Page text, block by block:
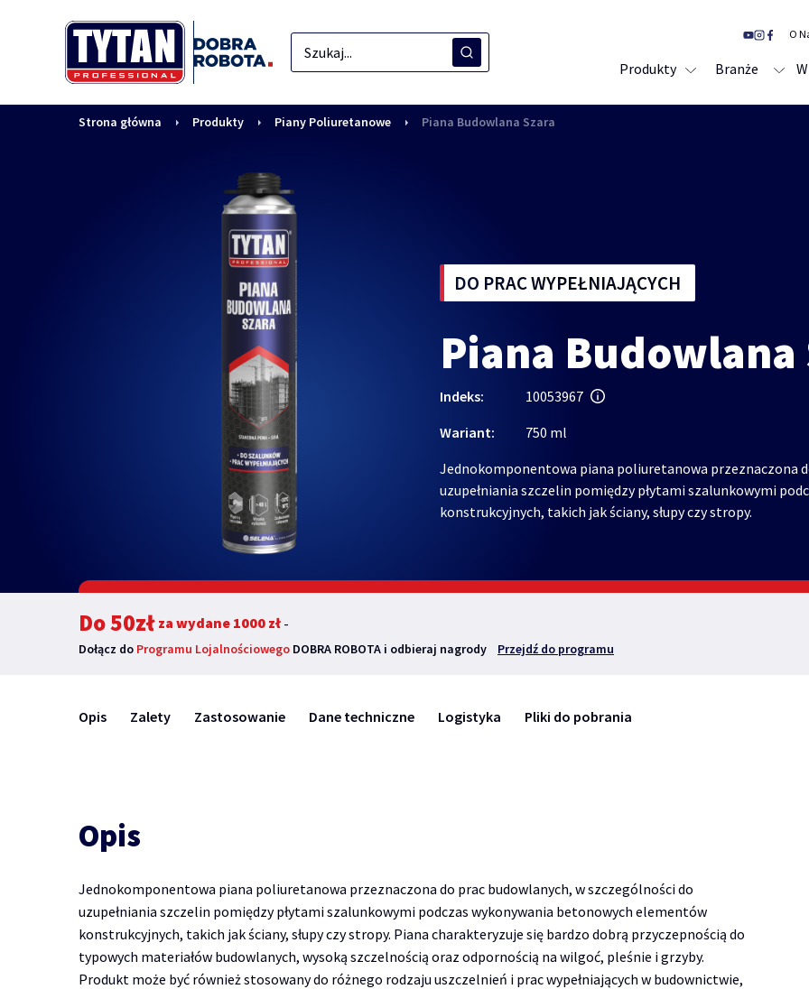
Produkty Branże
O
Strona główna Produkty Piany Poliuretanowe Piana Budowlana Szara
DO PRAC WYPEŁNIAJĄCYCH
Piana Budowlana
Indeks:
10053967
Wariant:
750 ml
Jednokomponentowa piana poliuretanowa przeznaczona
uzupełniania szczelin pomiędzy płytami szalunkowymi
konstrukcyjnych, takich jak ściany, słupy czy stropy.
Do 50zł za wydane 1000 zł -
Dołącz do Programu Lojalnościowego DOBRA ROBOTA i odbieraj nagrody Przejdź do programu
Opis Zalety Zastosowanie Dane techniczne Logistyka Pliki do pobrania
Opis
Jednokomponentowa piana poliuretanowa przeznaczona do prac budowlanych, w szczególności do
uzupełniania szczelin pomiędzy płytami szalunkowymi podczas wykonywania betonowych elementów
konstrukcyjnych, takich jak ściany, słupy czy stropy. Piana charakteryzuje się bardzo dobrą przyczepnością do
typowych materiałów budowlanych, wysoką szczelnością oraz odpornością na wilgoć, pleśnie i grzyby.
Produkt może być również stosowany do różnego rodzaju uszczelnień i prac wypełniających w budownictwie,